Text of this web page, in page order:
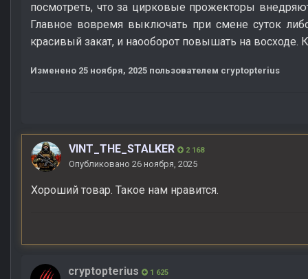
посмотреть, что за цирковые прожекторы
Главное вовремя выключать при смене суток
красивый закат, и наооборот повышать на восходе.
Изменено 25 ноября, 2025 пользователем cryptopterius
VINT_THE_STALKER 2 168
Опубликовано 26 ноября, 2025
Хороший товар. Такое нам нравится.
cryptopterius 1 625